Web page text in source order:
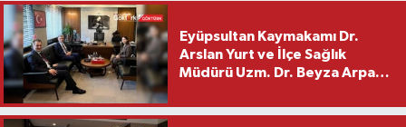
Eyüpsultan Kaymakamı Dr.
Arslan Yurt ve İlçe Sağlık
Müdürü Uzm. Dr. Beyza Arpacı
Ziyareti